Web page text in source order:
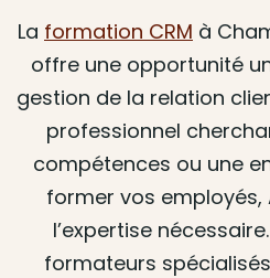
La formation CRM à
offre une opportunité
gestion de la relation
professionnel
compétences ou une
former vos
l’expertise
formateurs